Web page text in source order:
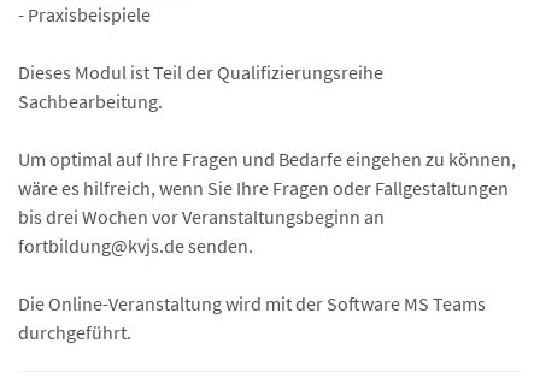
- Praxisbeispiele
Dieses Modul ist Teil der Qualifizierungsreihe
Sachbearbeitung.
Um optimal auf Ihre Fragen und Bedarfe eingehen zu können,
wäre es hilfreich, wenn Sie Ihre Fragen oder Fallgestaltungen
bis drei Wochen vor Veranstaltungsbeginn an
fortbildung@kvjs.de senden.
Die Online-Veranstaltung wird mit der Software MS Teams
durchgeführt.